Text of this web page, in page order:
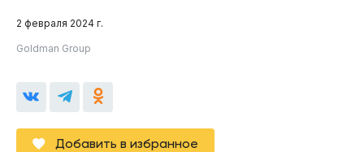
2 февраля 2024 г.
Goldman Group
Добавить в избранное